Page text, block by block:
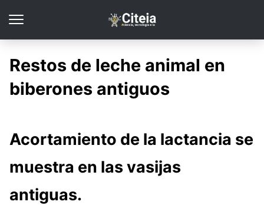
Restos de leche animal en
biberones antiguos
Acortamiento de la lactancia se
muestra en las vasijas
antiguas.